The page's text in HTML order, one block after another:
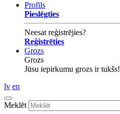
Profils
Pieslēgties
Neesat reģistrējies?
Reģistrēties
Grozs
Grozs
Jūsu iepirkumu grozs ir tukšs!
lv en
Meklēt